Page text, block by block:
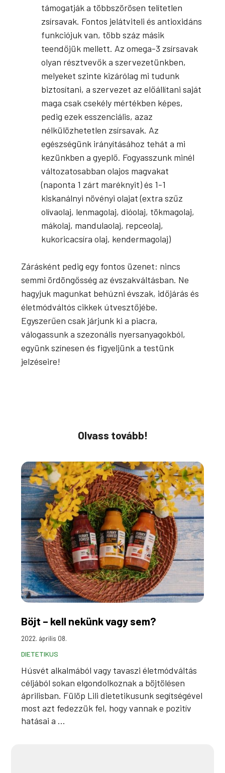
támogatják a többszörösen telítetlen
zsírsavak. Fontos jelátviteli és antioxidáns
funkciójuk van, több száz másik
teendőjük mellett. Az omega-3 zsírsavak
olyan résztvevők a szervezetünkben,
melyeket szinte kizárólag mi tudunk
biztosítani, a szervezet az előállítani saját
maga csak csekély mértékben képes,
pedig ezek esszenciális, azaz
nélkülözhetetlen zsírsavak. Az
egészségünk irányításához tehát a mi
kezünkben a gyeplő. Fogyasszunk minél
változatosabban olajos magvakat
(naponta 1 zárt maréknyit) és 1-1
kiskanálnyi növényi olajat (extra szűz
olívaolaj, lenmagolaj, dióolaj, tökmagolaj,
mákolaj, mandulaolaj, repceolaj,
kukoricacsíra olaj, kendermagolaj)
Zárásként pedig egy fontos üzenet: nincs
semmi ördöngősség az évszakváltásban. Ne
hagyjuk magunkat behúzni évszak, időjárás és
életmódváltós cikkek útvesztőjébe.
Egyszerűen csak járjunk ki a piacra,
válogassunk a szezonális nyersanyagokból,
együnk színesen és figyeljünk a testünk
jelzéseire!
Olvass tovább!
Böjt – kell nekünk vagy sem?
2022. április 08.
DIETETIKUS
Húsvét alkalmából vagy tavaszi életmódváltás
céljából sokan elgondolkoznak a böjtölésen
áprilisban. Fülöp Lili dietetikusunk segítségével
most azt fedezzük fel, hogy vannak e pozitív
hatásai a ...